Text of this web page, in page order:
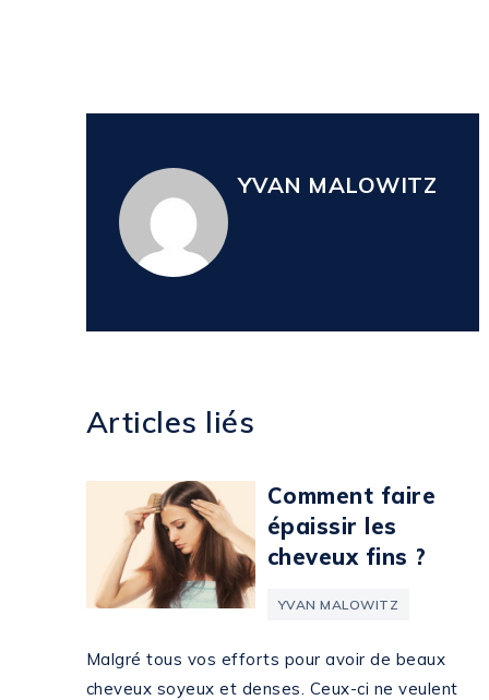
YVAN MALOWITZ
Articles liés
Comment faire
épaissir les
cheveux fins ?
YVAN MALOWITZ
Malgré tous vos efforts pour avoir de beaux
cheveux soyeux et denses. Ceux-ci ne veulent